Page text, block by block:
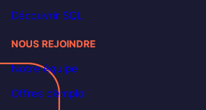
Découvrir SQL
NOUS REJOINDRE
Notre équipe
Offres d’emploi